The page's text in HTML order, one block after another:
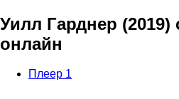
Уилл Гарднер (2019)
онлайн
Плеер 1